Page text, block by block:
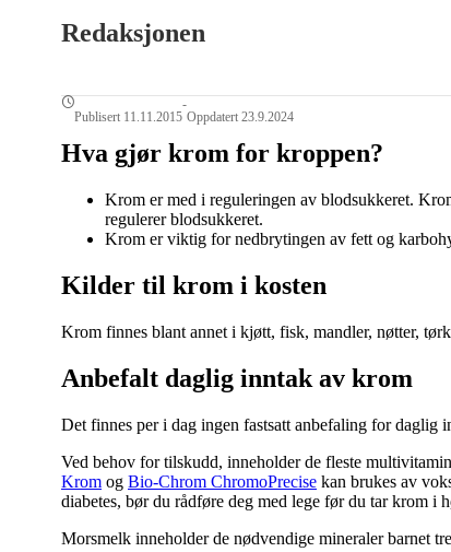
Redaksjonen
Publisert 11.11.2015
-
Oppdatert 23.9.2024
Hva gjør krom for kroppen?
Krom er med i reguleringen av blodsukkeret.
regulerer blodsukkeret.
Krom er viktig for nedbrytingen av fett og
Kilder til krom i kosten
Krom finnes blant annet i kjøtt, fisk, mandler, nøtter,
Anbefalt daglig inntak av krom
Det finnes per i dag ingen fastsatt anbefaling for
Ved behov for tilskudd, inneholder de fleste
Krom og Bio-Chrom ChromoPrecise kan brukes av
diabetes, bør du rådføre deg med lege før du tar krom i
Morsmelk inneholder de nødvendige mineraler barnet